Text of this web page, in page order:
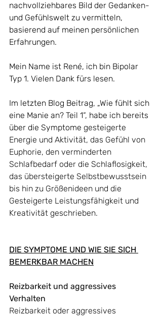
nachvollziehbares Bild der Gedanken-
und Gefühlswelt zu vermitteln,
basierend auf meinen persönlichen
Erfahrungen.
Mein Name ist René, ich bin Bipolar
Typ 1. Vielen Dank fürs lesen.
Im letzten Blog Beitrag, „Wie fühlt sich
eine Manie an? Teil 1“, habe ich bereits
über die Symptome gesteigerte
Energie und Aktivität, das Gefühl von
Euphorie, den verminderten
Schlafbedarf oder die Schlaflosigkeit,
das übersteigerte Selbstbewusstsein
bis hin zu Größenideen und die
Gesteigerte Leistungsfähigkeit und
Kreativität geschrieben.
DIE SYMPTOME UND WIE SIE SICH
BEMERKBAR MACHEN
Reizbarkeit und aggressives
Verhalten
Reizbarkeit oder aggressives